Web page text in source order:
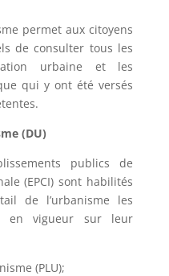
permet aux citoyens
de consulter tous les
urbaine et les
qui y ont été versés
(DU)
publics de
(EPCI) sont habilités
de l’urbanisme les
en vigueur sur leur
(PLU);